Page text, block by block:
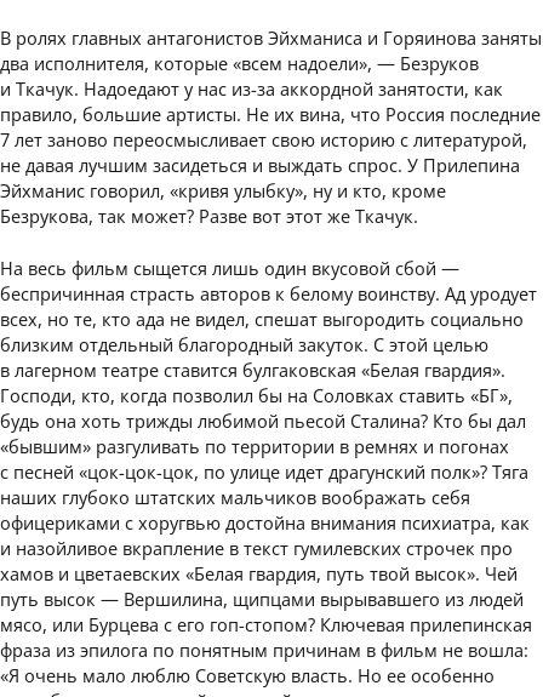
В ролях главных антагонистов Эйхманиса и Горяинова заняты
два исполнителя, которые «всем надоели», — Безруков
и Ткачук. Надоедают у нас из-за аккордной занятости, как
правило, большие артисты. Не их вина, что Россия последние
7 лет заново переосмысливает свою историю с литературой,
не давая лучшим засидеться и выждать спрос. У Прилепина
Эйхманис говорил, «кривя улыбку», ну и кто, кроме
Безрукова, так может? Разве вот этот же Ткачук.
На весь фильм сыщется лишь один вкусовой сбой —
беспричинная страсть авторов к белому воинству. Ад уродует
всех, но те, кто ада не видел, спешат выгородить социально
близким отдельный благородный закуток. С этой целью
в лагерном театре ставится булгаковская «Белая гвардия».
Господи, кто, когда позволил бы на Соловках ставить «БГ»,
будь она хоть трижды любимой пьесой Сталина? Кто бы дал
«бывшим» разгуливать по территории в ремнях и погонах
с песней «цок-цок-цок, по улице идет драгунский полк»? Тяга
наших глубоко штатских мальчиков воображать себя
офицериками с хоругвью достойна внимания психиатра, как
и назойливое вкрапление в текст гумилевских строчек про
хамов и цветаевских «Белая гвардия, путь твой высок». Чей
путь высок — Вершилина, щипцами вырывавшего из людей
мясо, или Бурцева с его гоп-стопом? Ключевая прилепинская
фраза из эпилога по понятным причинам в фильм не вошла:
«Я очень мало люблю Советскую власть. Но ее особенно